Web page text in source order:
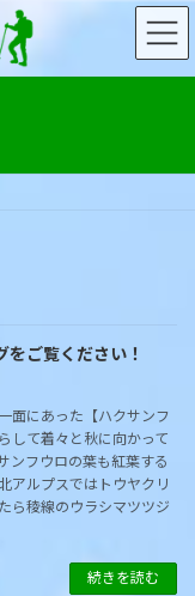
ご覧ください！
面にあった【ハクサンフ
して着々と秋に向かって
ンフウロの葉も紅葉する
アルプスではトウヤクリ
ら稜線のウラシマツツジ
続きを読む